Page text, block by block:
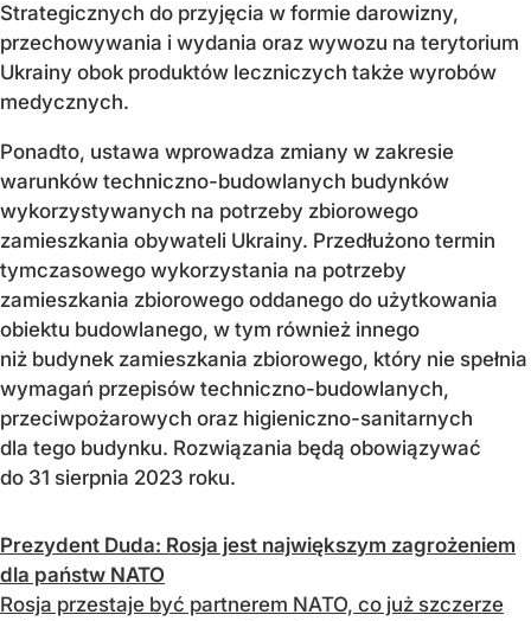
Strategicznych do przyjęcia w formie darowizny,
przechowywania i wydania oraz wywozu na terytorium
Ukrainy obok produktów leczniczych także wyrobów
medycznych.
Ponadto, ustawa wprowadza zmiany w zakresie
warunków techniczno­-budowlanych budynków
wykorzystywanych na potrzeby zbiorowego
zamieszkania obywateli Ukrainy. Przedłużono termin
tymczasowego wykorzystania na potrzeby
zamieszkania zbiorowego oddanego do użytkowania
obiektu budowlanego, w tym również innego
niż budynek zamieszkania zbiorowego, który nie spełnia
wymagań przepisów techniczno-­­budowlanych,
przeciwpożarowych oraz higieniczno-­­sanitarnych
dla tego budynku. Rozwiązania będą obowiązywać
do 31 sierpnia 2023 roku.
Prezydent Duda: Rosja jest największym zagrożeniem
dla państw NATO
Rosja przestaje być partnerem NATO, co już szczerze